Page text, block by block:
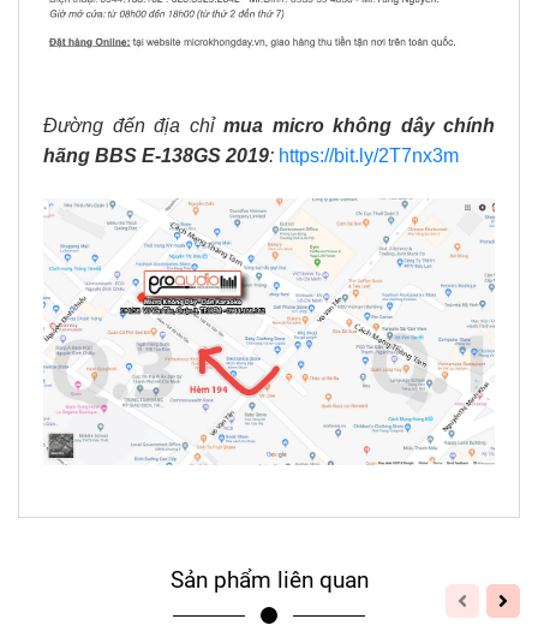
Đường đến địa chỉmua micro không dây chính
hãng BBS E-138GS 2019: https://bit.ly/2T7nx3m
Sản phẩm liên quan